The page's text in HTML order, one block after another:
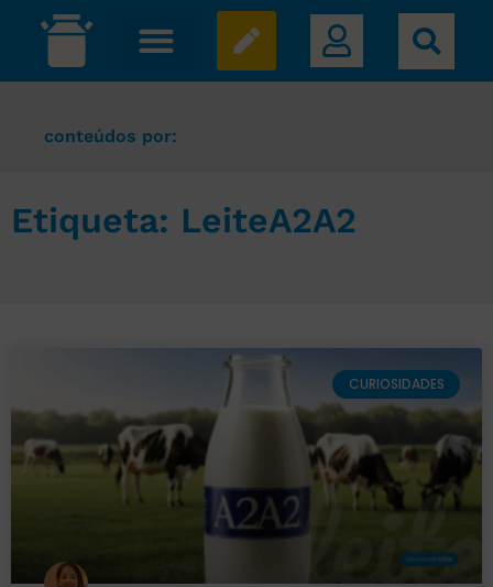
conteúdos por:
Etiqueta: LeiteA2A2
CURIOSIDADES